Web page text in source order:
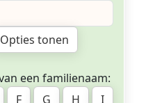
Opties tonen
een familienaam:
F G H
I